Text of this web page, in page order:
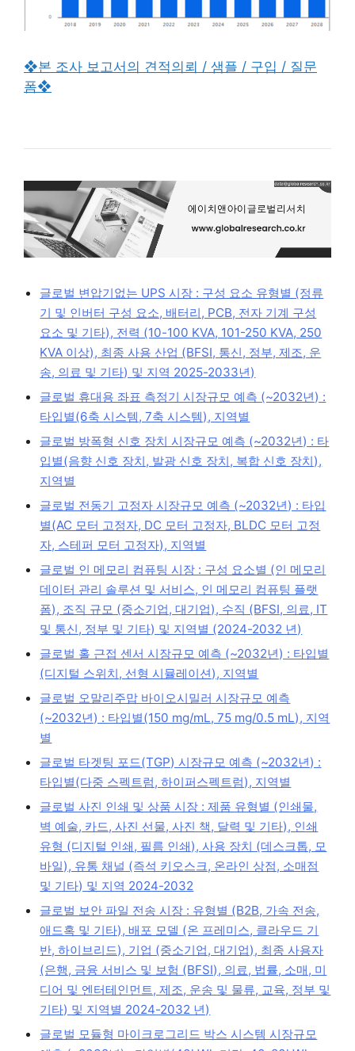
❖본 조사 보고서의 견적의뢰 / 샘플 / 구입 / 질문
폼❖
글로벌 변압기없는 UPS 시장 : 구성 요소 유형별 (정류
기 및 인버터 구성 요소, 배터리, PCB, 전자 기계 구성
요소 및 기타), 전력 (10-100 KVA, 101-250 KVA, 250
KVA 이상), 최종 사용 산업 (BFSI, 통신, 정부, 제조, 운
송, 의료 및 기타) 및 지역 2025-2033년)
글로벌 휴대용 좌표 측정기 시장규모 예측 (~2032년) :
타입별(6축 시스템, 7축 시스템), 지역별
글로벌 방폭형 신호 장치 시장규모 예측 (~2032년) : 타
입별(음향 신호 장치, 발광 신호 장치, 복합 신호 장치),
지역별
글로벌 전동기 고정자 시장규모 예측 (~2032년) : 타입
별(AC 모터 고정자, DC 모터 고정자, BLDC 모터 고정
자, 스테퍼 모터 고정자), 지역별
글로벌 인 메모리 컴퓨팅 시장 : 구성 요소별 (인 메모리
데이터 관리 솔루션 및 서비스, 인 메모리 컴퓨팅 플랫
폼), 조직 규모 (중소기업, 대기업), 수직 (BFSI, 의료, IT
및 통신, 정부 및 기타) 및 지역별 (2024-2032 년)
글로벌 홀 근접 센서 시장규모 예측 (~2032년) : 타입별
(디지털 스위치, 선형 시뮬레이션), 지역별
글로벌 오말리주맙 바이오시밀러 시장규모 예측
(~2032년) : 타입별(150 mg/mL, 75 mg/0.5 mL), 지역
별
글로벌 타겟팅 포드(TGP) 시장규모 예측 (~2032년) :
타입별(다중 스펙트럼, 하이퍼스펙트럼), 지역별
글로벌 사진 인쇄 및 상품 시장 : 제품 유형별 (인쇄물,
벽 예술, 카드, 사진 선물, 사진 책, 달력 및 기타), 인쇄
유형 (디지털 인쇄, 필름 인쇄), 사용 장치 (데스크톱, 모
바일), 유통 채널 (즉석 키오스크, 온라인 상점, 소매점
및 기타) 및 지역 2024-2032
글로벌 보안 파일 전송 시장 : 유형별 (B2B, 가속 전송,
애드혹 및 기타), 배포 모델 (온 프레미스, 클라우드 기
반, 하이브리드), 기업 (중소기업, 대기업), 최종 사용자
(은행, 금융 서비스 및 보험 (BFSI), 의료, 법률, 소매, 미
디어 및 엔터테인먼트, 제조, 운송 및 물류, 교육, 정부 및
기타) 및 지역별 2024-2032 년)
글로벌 모듈형 마이크로그리드 박스 시스템 시장규모